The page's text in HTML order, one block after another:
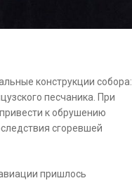
конструкции собора:
песчаника. При
к обрушению
сгоревшей
пришлось